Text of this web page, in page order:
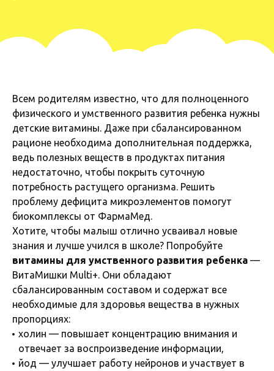
Всем родителям известно, что для полноценного
физического и умственного развития ребенка нужны
детские витамины. Даже при сбалансированном
рационе необходима дополнительная поддержка,
ведь полезных веществ в продуктах питания
недостаточно, чтобы покрыть суточную
потребность растущего организма. Решить
проблему дефицита микроэлементов помогут
биокомплексы от ФармаМед.
Хотите, чтобы малыш отлично усваивал новые
знания и лучше учился в школе? Попробуйте
витамины для умственного развития ребенка —
ВитаМишки Multi+. Они обладают
сбалансированным составом и содержат все
необходимые для здоровья вещества в нужных
пропорциях:
холин — повышает концентрацию внимания и
отвечает за воспроизведение информации,
йод — улучшает работу нейронов и участвует в